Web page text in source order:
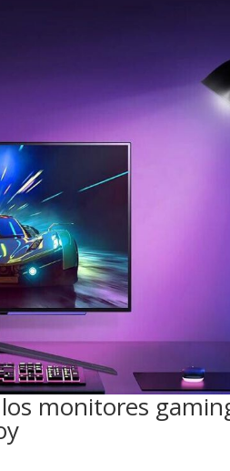
monitores